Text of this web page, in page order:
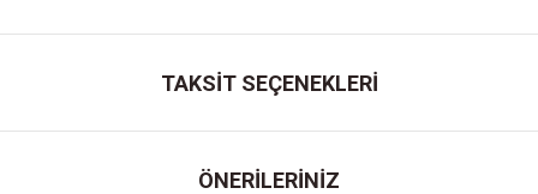
TAKSİT SEÇENEKLERİ
ÖNERİLERİNİZ